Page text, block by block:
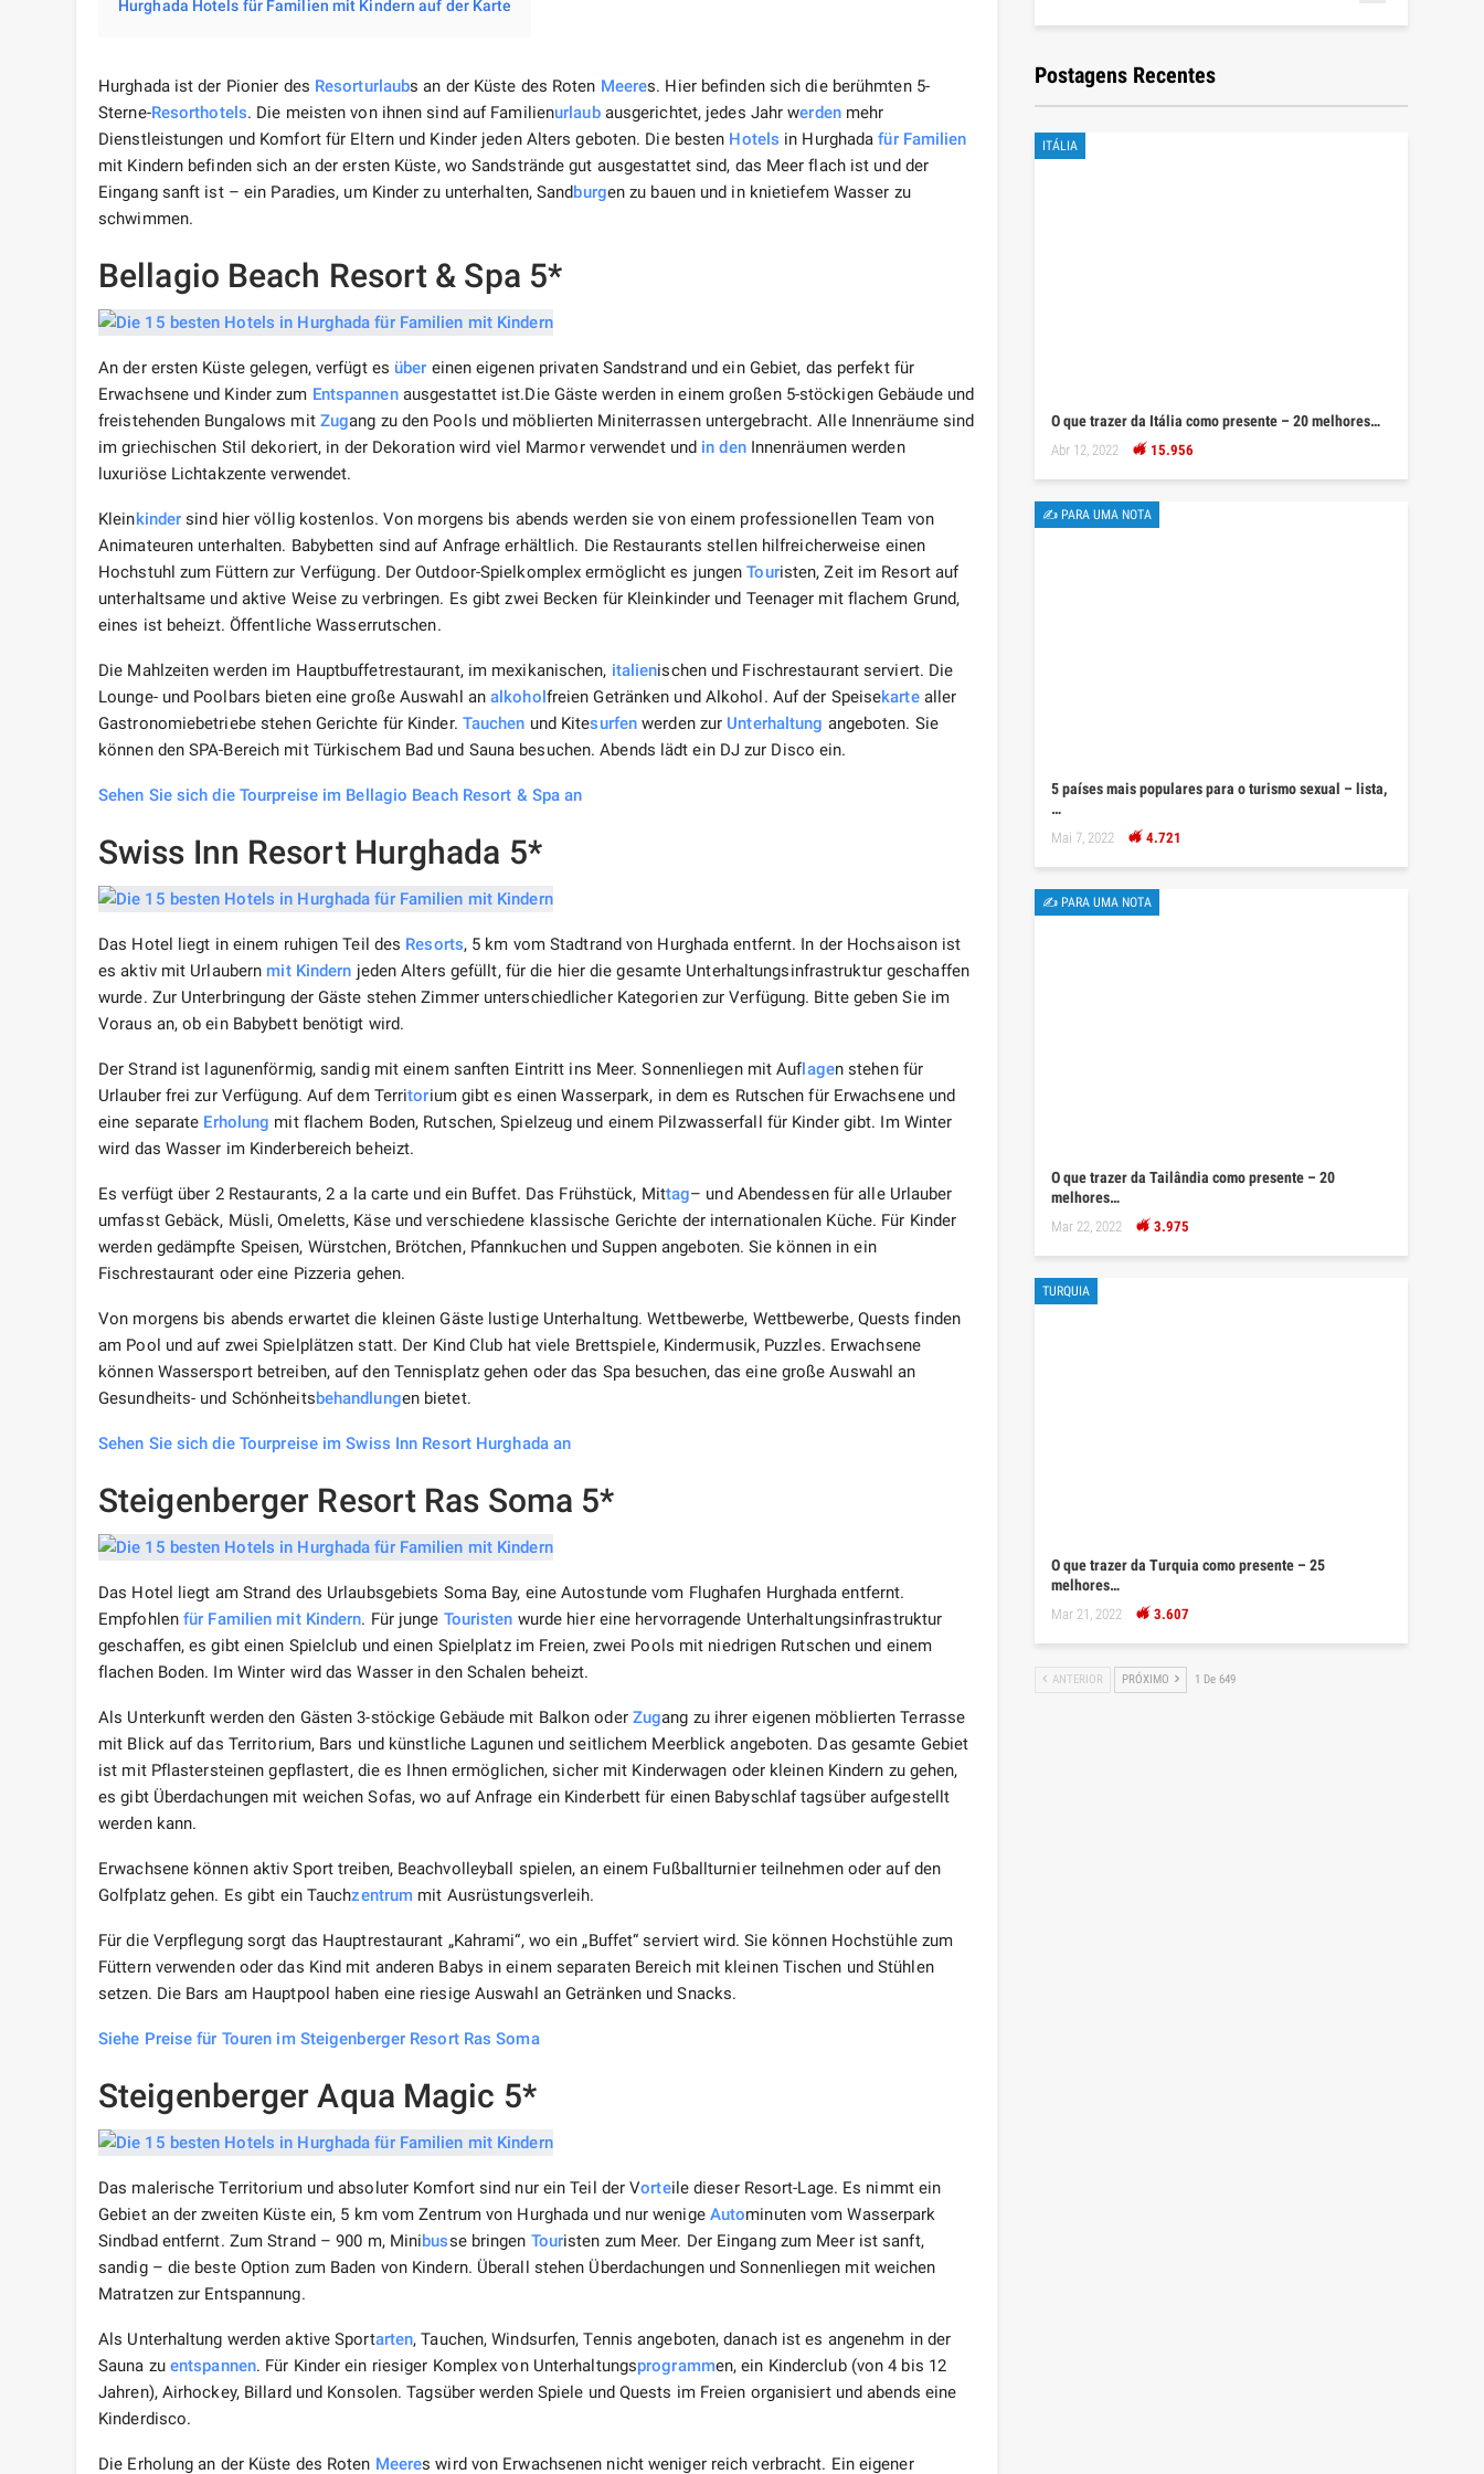
Hurghada Hotels für Familien mit Kindern auf der Karte
Hurghada ist der Pionier des Resorturlaubs an der Küste des Roten Meeres. Hier befinden sich die berühmten 5-
Sterne-Resorthotels. Die meisten von ihnen sind auf Familienurlaubausgerichtet, jedes Jahr werdenmehr
Dienstleistungen und Komfort für Eltern und Kinder jeden Alters geboten. Die besten Hotels in Hurghadafür Familien
mit Kindern befinden sich an der ersten Küste, wo Sandstrände gut ausgestattet sind, das Meer flach ist und der
Eingang sanft ist – ein Paradies, um Kinder zu unterhalten, Sandburgen zu bauen und in knietiefem Wasser zu
schwimmen.
Bellagio Beach Resort & Spa 5*
An der ersten Küste gelegen, verfügt es über einen eigenen privaten Sandstrand und ein Gebiet, das perfekt für
Erwachsene und Kinder zum Entspannenausgestattet ist.Die Gäste werden in einem großen 5-stöckigen Gebäude und
freistehenden Bungalows mit Zugang zu den Pools und möblierten Miniterrassen untergebracht. Alle Innenräume sind
im griechischen Stil dekoriert, in der Dekoration wird viel Marmor verwendet und in denInnenräumen werden
luxuriöse Lichtakzente verwendet.
Kleinkinder sind hier völlig kostenlos. Von morgens bis abends werden sie von einem professionellen Team von
Animateuren unterhalten. Babybetten sind auf Anfrage erhältlich. Die Restaurants stellen hilfreicherweise einen
Hochstuhl zum Füttern zur Verfügung. Der Outdoor-Spielkomplex ermöglicht es jungenTouristen, Zeit im Resort auf
unterhaltsame und aktive Weise zu verbringen. Es gibt zwei Becken für Kleinkinder und Teenager mit flachem Grund,
eines ist beheizt. Öffentliche Wasserrutschen.
Die Mahlzeiten werden im Hauptbuffetrestaurant, im mexikanischen, italienischen und Fischrestaurant serviert. Die
Lounge- und Poolbars bieten eine große Auswahl analkoholfreien Getränken und Alkohol. Auf der Speisekartealler
Gastronomiebetriebe stehen Gerichte für Kinder. Tauchen und Kitesurfen werden zur Unterhaltung angeboten. Sie
können den SPA-Bereich mit Türkischem Bad und Sauna besuchen. Abends lädt ein DJ zur Disco ein.
Sehen Sie sich die Tourpreise im Bellagio Beach Resort & Spa an
Swiss Inn Resort Hurghada 5*
Das Hotel liegt in einem ruhigen Teil des Resorts, 5 km vom Stadtrand von Hurghada entfernt. In der Hochsaison ist
es aktiv mit Urlaubern mit Kindern jeden Alters gefüllt, für die hier die gesamte Unterhaltungsinfrastruktur geschaffen
wurde. Zur Unterbringung der Gäste stehen Zimmer unterschiedlicher Kategorien zur Verfügung. Bitte geben Sie im
Voraus an, ob ein Babybett benötigt wird.
Der Strand ist lagunenförmig, sandig mit einem sanften Eintritt ins Meer. Sonnenliegen mit Auflagen stehen für
Urlauber frei zur Verfügung. Auf dem Territorium gibt es einen Wasserpark, in dem es Rutschen für Erwachsene und
eine separate Erholung mit flachem Boden, Rutschen, Spielzeug und einem Pilzwasserfall für Kinder gibt. Im Winter
wird das Wasser im Kinderbereich beheizt.
Es verfügt über 2 Restaurants, 2 a la carte und ein Buffet. Das Frühstück, Mittag– und Abendessen für alle Urlauber
umfasst Gebäck, Müsli, Omeletts, Käse und verschiedene klassische Gerichte der internationalen Küche. Für Kinder
werden gedämpfte Speisen, Würstchen, Brötchen, Pfannkuchen und Suppen angeboten. Sie können in ein
Fischrestaurant oder eine Pizzeria gehen.
Von morgens bis abends erwartet die kleinen Gäste lustige Unterhaltung. Wettbewerbe, Wettbewerbe, Quests finden
am Pool und auf zwei Spielplätzen statt. Der Kind Club hat viele Brettspiele, Kindermusik, Puzzles. Erwachsene
können Wassersport betreiben, auf den Tennisplatz gehen oder das Spa besuchen, das eine große Auswahl an
Gesundheits- und Schönheitsbehandlungen bietet.
Sehen Sie sich die Tourpreise im Swiss Inn Resort Hurghada an
Steigenberger Resort Ras Soma 5*
Das Hotel liegt am Strand des Urlaubsgebiets Soma Bay, eine Autostunde vom Flughafen Hurghada entfernt.
Empfohlen für Familien mit Kindern. Für junge Touristen wurde hier eine hervorragende Unterhaltungsinfrastruktur
geschaffen, es gibt einen Spielclub und einen Spielplatz im Freien, zwei Pools mit niedrigen Rutschen und einem
flachen Boden. Im Winter wird das Wasser in den Schalen beheizt.
Als Unterkunft werden den Gästen 3-stöckige Gebäude mit Balkon oder Zugang zu ihrer eigenen möblierten Terrasse
mit Blick auf das Territorium, Bars und künstliche Lagunen und seitlichem Meerblick angeboten. Das gesamte Gebiet
ist mit Pflastersteinen gepflastert, die es Ihnen ermöglichen, sicher mit Kinderwagen oder kleinen Kindern zu gehen,
es gibt Überdachungen mit weichen Sofas, wo auf Anfrage ein Kinderbett für einen Babyschlaf tagsüber aufgestellt
werden kann.
Erwachsene können aktiv Sport treiben, Beachvolleyball spielen, an einem Fußballturnier teilnehmen oder auf den
Golfplatz gehen. Es gibt ein Tauchzentrum mit Ausrüstungsverleih.
Für die Verpflegung sorgt das Hauptrestaurant „Kahrami“, wo ein „Buffet“ serviert wird. Sie können Hochstühle zum
Füttern verwenden oder das Kind mit anderen Babys in einem separaten Bereich mit kleinen Tischen und Stühlen
setzen. Die Bars am Hauptpool haben eine riesige Auswahl an Getränken und Snacks.
Siehe Preise für Touren im Steigenberger Resort Ras Soma
Steigenberger Aqua Magic 5*
Das malerische Territorium und absoluter Komfort sind nur ein Teil der Vorteile dieser Resort-Lage. Es nimmt ein
Gebiet an der zweiten Küste ein, 5 km vom Zentrum von Hurghada und nur wenige Autominuten vom Wasserpark
Sindbad entfernt. Zum Strand – 900 m, Minibusse bringen Touristen zum Meer. Der Eingang zum Meer ist sanft,
sandig – die beste Option zum Baden von Kindern. Überall stehen Überdachungen und Sonnenliegen mit weichen
Matratzen zur Entspannung.
Als Unterhaltung werden aktive Sportarten, Tauchen, Windsurfen, Tennis angeboten, danach ist es angenehm in der
Sauna zu entspannen. Für Kinder ein riesiger Komplex von Unterhaltungsprogrammen, ein Kinderclub (von 4 bis 12
Jahren), Airhockey, Billard und Konsolen. Tagsüber werden Spiele und Quests im Freien organisiert und abends eine
Kinderdisco.
Die Erholung an der Küste des Roten Meeres wird von Erwachsenen nicht weniger reich verbracht. Ein eigener
Postagens Recentes
ITÁLIA
O que trazer da Itália como presente – 20 melhores…
Abr 12, 2022 15.956
✍ PARA UMA NOTA
5 países mais populares para o turismo sexual – lista,
…
Mai 7, 2022 4.721
✍ PARA UMA NOTA
O que trazer da Tailândia como presente – 20
melhores…
Mar 22, 2022 3.975
TURQUIA
O que trazer da Turquia como presente – 25
melhores…
Mar 21, 2022 3.607
ANTERIOR PRÓXIMO 1 De 649